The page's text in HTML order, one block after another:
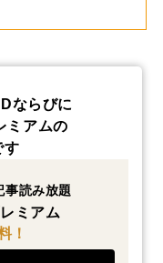
ならびに
ミアムの
す
事読み放題
ミアム
！